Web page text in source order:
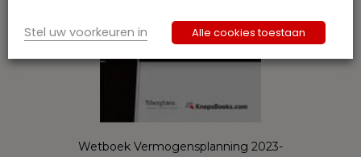
Wetboek Vermogensplanning 2023-
Stel uw voorkeuren in Alle cookies toestaan